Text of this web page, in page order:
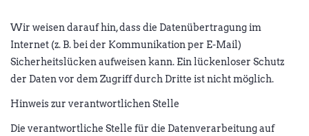
Wir weisen darauf hin, dass die Datenübertragung im
Internet (z. B. bei der Kommunikation per E-Mail)
Sicherheitslücken aufweisen kann. Ein lückenloser Schutz
der Daten vor dem Zugriff durch Dritte ist nicht möglich.
Hinweis zur verantwortlichen Stelle
Die verantwortliche Stelle für die Datenverarbeitung auf